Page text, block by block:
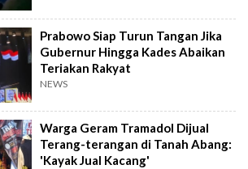
Prabowo Siap Turun Tangan Jika
Gubernur Hingga Kades Abaikan
Teriakan Rakyat
NEWS
Warga Geram Tramadol Dijual
Terang-terangan di Tanah Abang:
'Kayak Jual Kacang'